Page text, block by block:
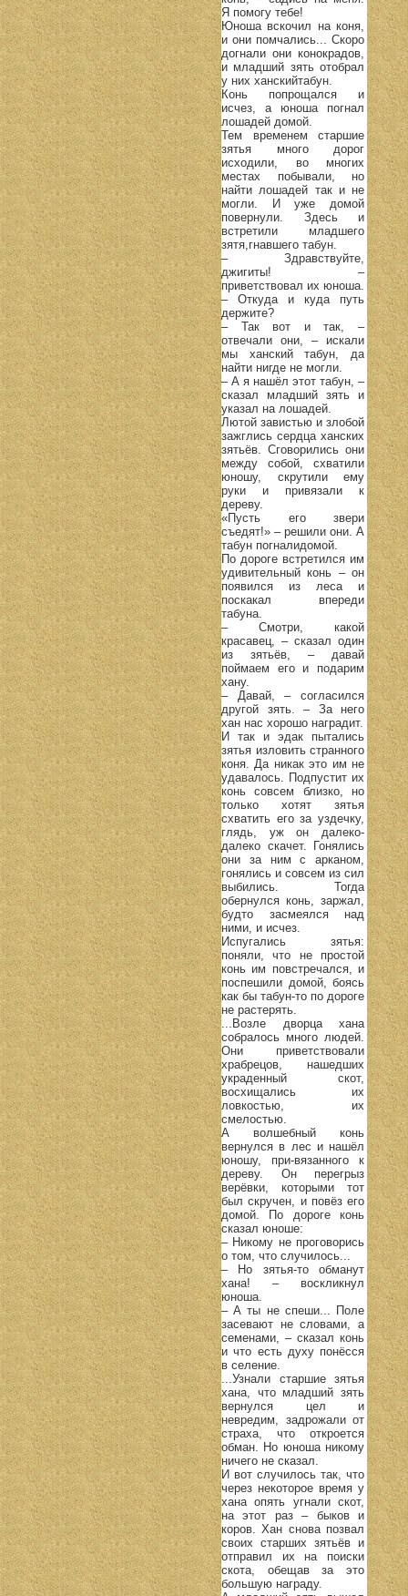
Я помогу тебе!
Юноша вскочил на коня,
и они помчались... Скоро
догнали они конокрадов,
и младший зять отобрал
у них ханскийтабун.
Конь попрощался и
исчез, а юноша погнал
лошадей домой.
Тем временем старшие
зятья много дорог
исходили, во многих
местах побывали, но
найти лошадей так и не
могли. И уже домой
повернули. Здесь и
встретили младшего
зятя,гнавшего табун.
– Здравствуйте,
джигиты! –
приветствовал их юноша.
– Откуда и куда путь
держите?
– Так вот и так, –
отвечали они, – искали
мы ханский табун, да
найти нигде не могли.
– А я нашёл этот табун, –
сказал младший зять и
указал на лошадей.
Лютой завистью и злобой
зажглись сердца ханских
зятьёв. Сговорились они
между собой, схватили
юношу, скрутили ему
руки и привязали к
дереву.
«Пусть его звери
съедят!» – решили они. А
табун погналидомой.
По дороге встретился им
удивительный конь – он
появился из леса и
поскакал впереди
табуна.
– Смотри, какой
красавец, – сказал один
из зятьёв, – давай
поймаем его и подарим
хану.
– Давай, – согласился
другой зять. – За него
хан нас хорошо наградит.
И так и эдак пытались
зятья изловить странного
коня. Да никак это им не
удавалось. Подпустит их
конь совсем близко, но
только хотят зятья
схватить его за уздечку,
глядь, уж он далеко-
далеко скачет. Гонялись
они за ним с арканом,
гонялись и совсем из сил
выбились. Тогда
обернулся конь, заржал,
будто засмеялся над
ними, и исчез.
Испугались зятья:
поняли, что не простой
конь им повстречался, и
поспешили домой, боясь
как бы табун-то по дороге
не растерять.
...Возле дворца хана
собралось много людей.
Они приветствовали
храбрецов, нашедших
украденный скот,
восхищались их
ловкостью, их
смелостью.
А волшебный конь
вернулся в лес и нашёл
юношу, при-вязанного к
дереву. Он перегрыз
верёвки, которыми тот
был скручен, и повёз его
домой. По дороге конь
сказал юноше:
– Никому не проговорись
о том, что случилось...
– Но зятья-то обманут
хана! – воскликнул
юноша.
– А ты не спеши... Поле
засевают не словами, а
семенами, – сказал конь
и что есть духу понёсся
в селение.
...Узнали старшие зятья
хана, что младший зять
вернулся цел и
невредим, задрожали от
страха, что откроется
обман. Но юноша никому
ничего не сказал.
И вот случилось так, что
через некоторое время у
хана опять угнали скот,
на этот раз – быков и
коров. Хан снова позвал
своих старших зятьёв и
отправил их на поиски
скота, обещав за это
большую награду.